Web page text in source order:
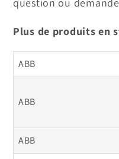
question ou
Plus de produits en
ABB
ABB
ABB